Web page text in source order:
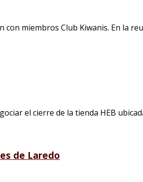
miembros Club Kiwanis. En la
el cierre de la tienda HEB
de Laredo